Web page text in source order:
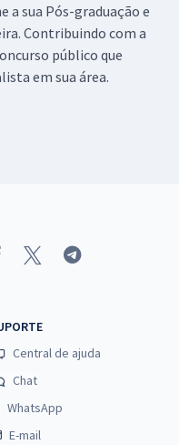
a sua Pós-graduação e
Contribuindo com a
público que
em sua área.
Central de ajuda
Chat
WhatsApp
E-mail